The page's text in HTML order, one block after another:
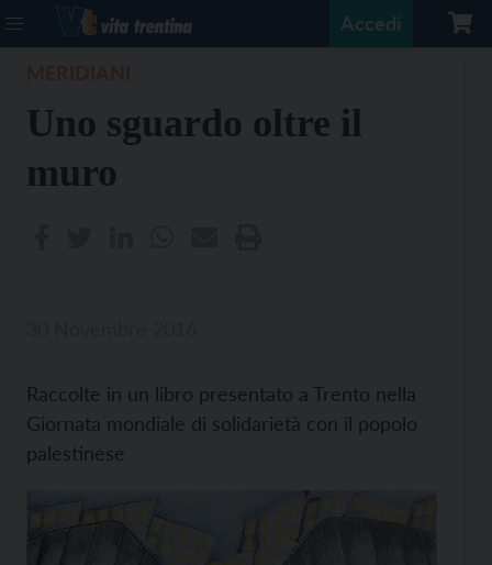
Accedi
Uno sguardo oltre il
muro
Raccolte in un libro presentato a Trento nella
Giornata mondiale di solidarietà con il popolo
palestinese